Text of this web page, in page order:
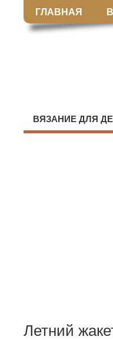
ГЛАВНАЯ
ВЯЗАНИЕ ДЛЯ
Летний